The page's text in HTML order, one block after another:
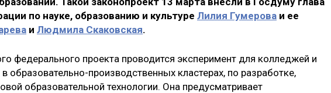
по науке, образованию и культуре Лилия Гумерова и ее
и Людмила Скаковская.
федерального проекта проводится эксперимент для колледжей и
образовательно-производственных кластерах, по разработке,
образовательной технологии. Она предусматривает